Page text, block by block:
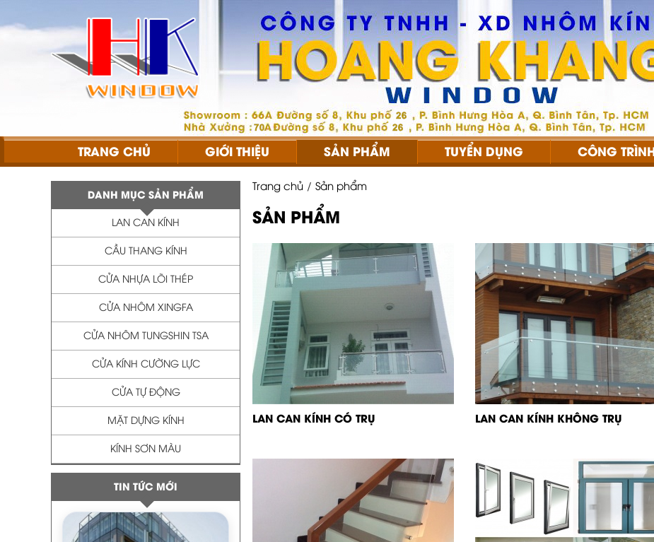
TRANG CHỦ GIỚI THIỆU SẢN PHẨM TUYỂN DỤNG CÔNG TRÌNH
DANH MỤC SẢN PHẨM
LAN CAN KÍNH
CẦU THANG KÍNH
CỬA NHỰA LÕI THÉP
CỬA NHÔM XINGFA
CỬA NHÔM TUNGSHIN TSA
CỬA KÍNH CƯỜNG LỰC
CỬA TỰ ĐỘNG
MẶT DỰNG KÍNH
KÍNH SƠN MÀU
TIN TỨC MỚI
Trang chủ Sản phẩm
SẢN PHẨM
LAN CAN KÍNH CÓ TRỤ LAN CAN KÍNH KHÔNG TRỤ